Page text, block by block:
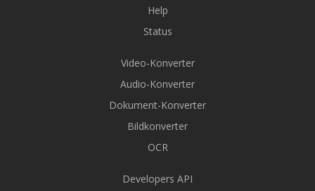
Help
Status
Video-Konverter
Audio-Konverter
Dokument-Konverter
Bildkonverter
OCR
Developers API